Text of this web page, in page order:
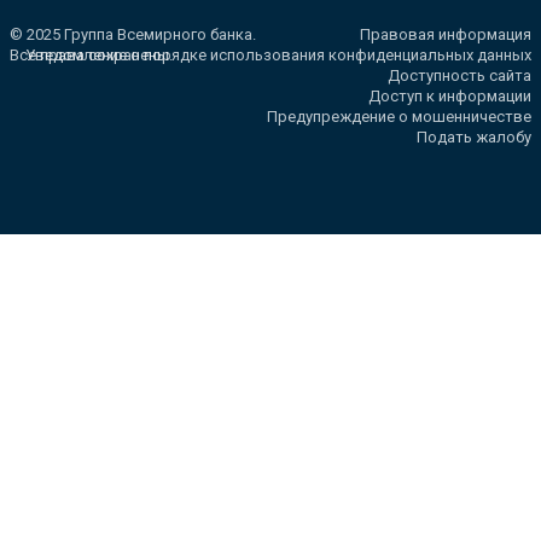
© 2025 Группа Всемирного банка.
Все права сохранены.
Правовая информация
Уведомление о порядке использования конфиденциальных данных
Доступность сайта
Доступ к информации
Предупреждение о мошенничестве
Подать жалобу